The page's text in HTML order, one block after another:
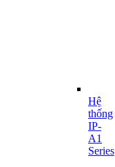
Hệ
thống
IP-
A1
Series